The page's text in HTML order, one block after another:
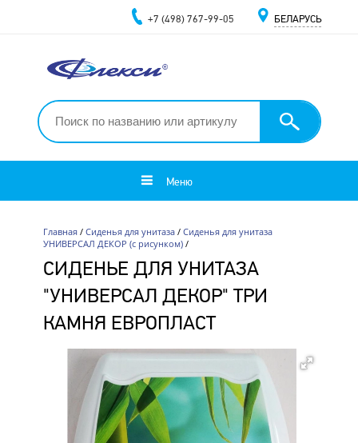
+7 (498) 767-99-05 БЕЛАРУСЬ
Меню
Главная/ Сиденья для унитаза/ Сиденья для унитаза
УНИВЕРСАЛ ДЕКОР (с рисунком)/
СИДЕНЬЕ ДЛЯ УНИТАЗА
"УНИВЕРСАЛ ДЕКОР" ТРИ
КАМНЯ ЕВРОПЛАСТ